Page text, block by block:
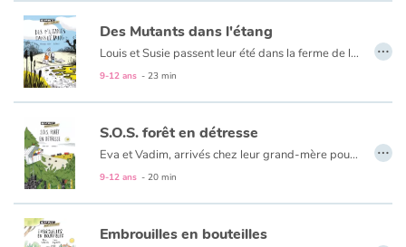
Écologie, nature, saisons
Les animaux
Voyage, épopée, enquête, aventure
Autour du monde
Apprentissage
Des Mutants dans l'étang
Louis et Susie passent leur été dans la ferme de leur grand-tante. Partis explorer les environs, ils tombent sur un étang pas encore asséché par la canicule. Mais d’étranges poissons aux yeux globuleux y côtoient d’inquiétants têtards à six pattes. Quelques jours plus tard, quand ils reviennent pêcher aux aurores, les deux enfants surprennent un bruit de moteur, le clapotis d’un liquide qui se déverse et le faisceau d’une lampe dans la nuit. Bizarre. Tout comme les maux de ventre, de tête, de peau… dont souffrent depuis peu leur famille et les animaux de la ferme. Avec leurs parents et leur chien Morderire, ils vont alors mener l’enquête pour élucider ces mystères et découvrir que l’usine voisine rejette ses déchets toxiques dans l’étang.
9-12 ans - 23 min
…
S.O.S. forêt en détresse
Eva et Vadim, arrivés chez leur grand-mère pour les vacances d’été, sont impatients de retrouver leur cabane haut perchée. Enfouie dans les arbres, cette cabane c’est leur quartier général depuis laquelle ils observent la forêt qui les entoure. Mais cette année, à peine arrivés dans leur QG, ils découvrent d’énormes trous qui ont transformé la forêt en gruyère ! En allant y regarder de plus près, Eva et Vadim découvrent des empreintes qui les mènent à un bulldozer et un camion. Il est temps de prévenir Ignace, le garde forestier. Tous les trois vont mener l’enquête pour découvrir un abattage illégal d’arbres...
9-12 ans - 20 min
…
Embrouilles en bouteilles